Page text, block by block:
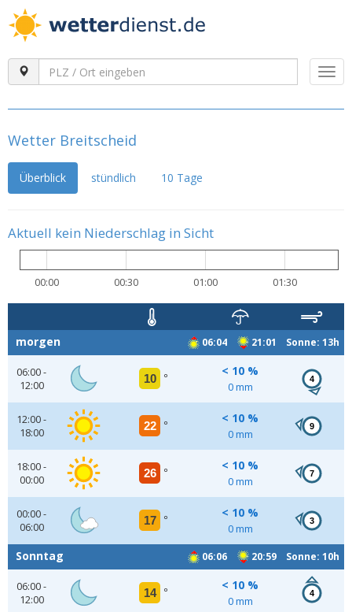
Wetter Breitscheid
Überblick stündlich 10 Tage
Aktuell kein Niederschlag in Sicht
00:00 00:30 01:00 01:30
06:04 21:01 Sonne: 13h
morgen
06:00 -
12:00
10 °
< 10 %
0 mm
4
12:00 -
18:00
22 °
< 10 %
0 mm
9
18:00 -
00:00
26 °
< 10 %
0 mm
7
00:00 -
06:00
17 °
< 10 %
0 mm
3
06:06 20:59 Sonne: 10h
Sonntag
06:00 -
12:00
14 °
< 10 %
0 mm
4